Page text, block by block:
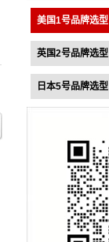
美国1号品牌选型
英国2号品牌选型
日本5号品牌选型